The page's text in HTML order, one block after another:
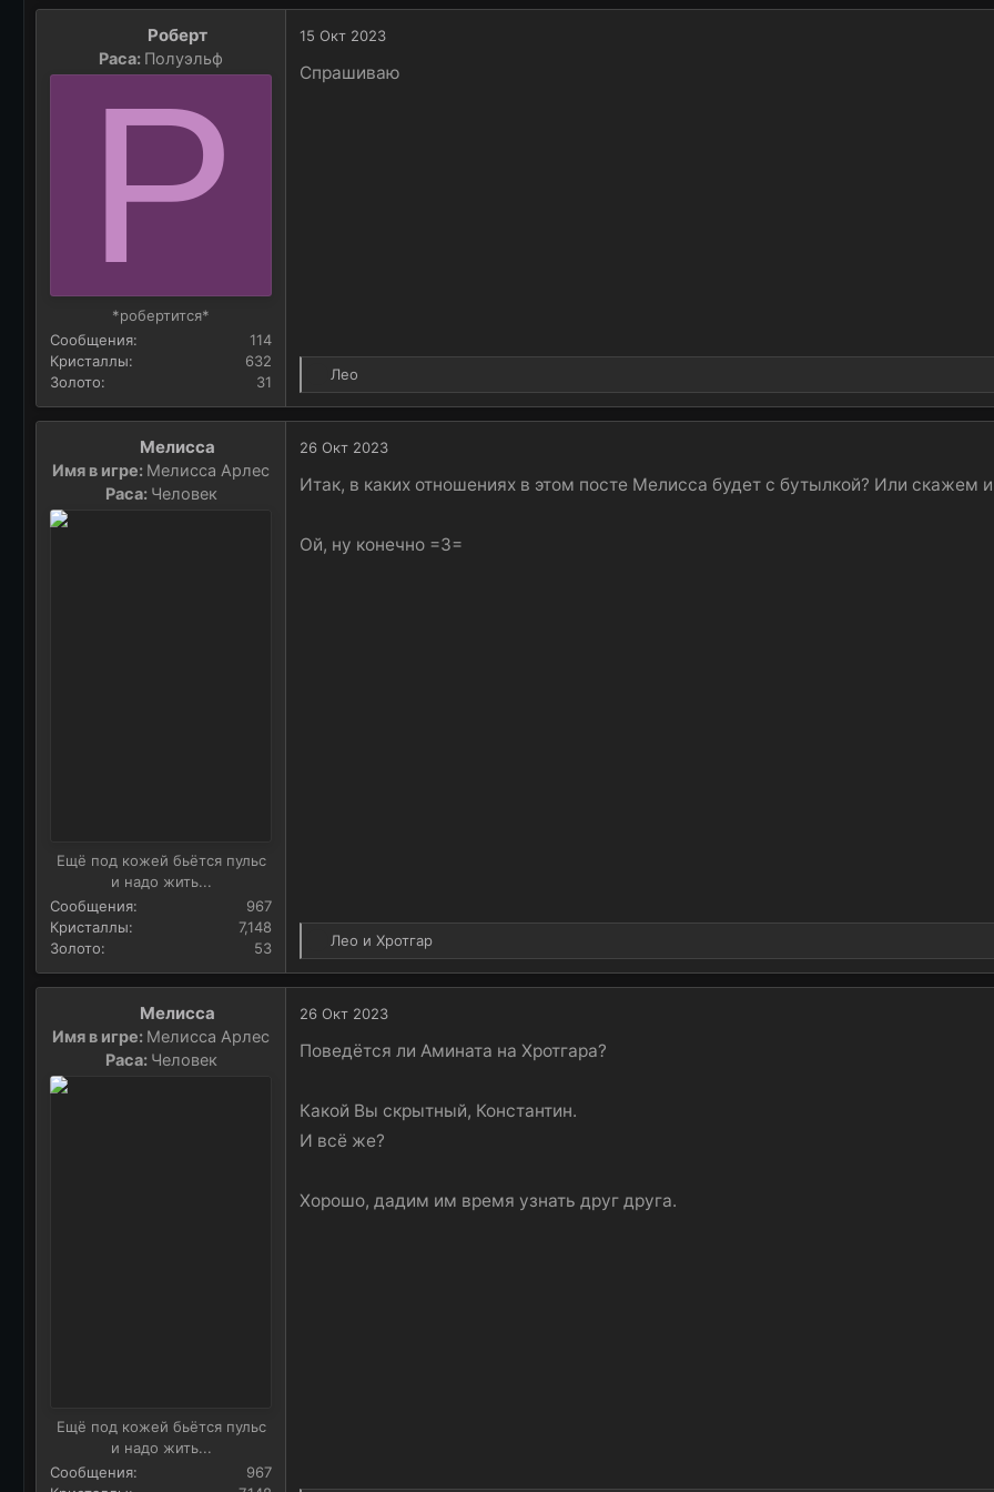
Роберт
Раса: Полуэльф
Р
*робертится*
Сообщения
114
Кристаллы
632
Золото
31
15 Окт 2023
Спрашиваю
Р
е
ц
и
Лео
Мелисса
Имя в игре: Мелисса Арлес
Раса: Человек
Ещё под кожей бьётся пульс
и надо жить...
Сообщения
967
Кристаллы
7,148
Золото
53
26 Окт 2023
Итак, в каких отношениях в этом посте Мелисса будет с бутылкой? Или скажем
Ой, ну конечно =3=
Р
е
ц
и
Лео и Хротгар
Мелисса
Имя в игре: Мелисса Арлес
Раса: Человек
Ещё под кожей бьётся пульс
и надо жить...
Сообщения
967
26 Окт 2023
Поведётся ли Амината на Хротгара?
Какой Вы скрытный, Константин.
И всё же?
Хорошо, дадим им время узнать друг друга.